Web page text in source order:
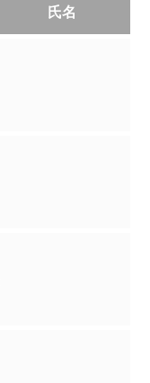
氏名